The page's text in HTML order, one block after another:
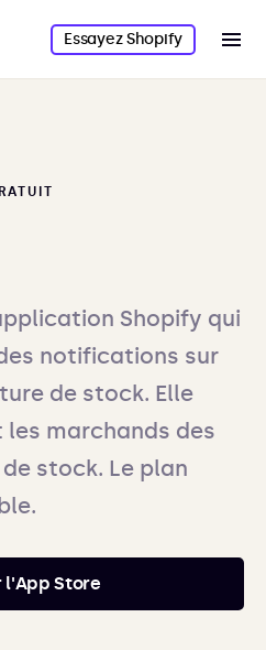
Essayez Shopify
Shopify qui
notifications sur
de stock. Elle
marchands des
stock. Le plan
l'App Store